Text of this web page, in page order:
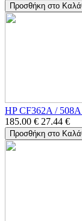
Προσθήκη στο
HP CF362A /
185.00 € 27.44 €
Προσθήκη στο